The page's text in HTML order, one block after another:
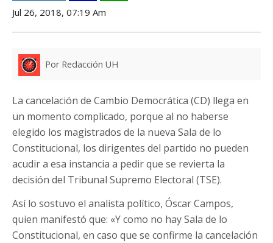
Jul 26, 2018, 07:19 Am
Por Redacción UH
La cancelación de Cambio Democrática (CD) llega en
un momento complicado, porque al no haberse
elegido los magistrados de la nueva Sala de lo
Constitucional, los dirigentes del partido no pueden
acudir a esa instancia a pedir que se revierta la
decisión del Tribunal Supremo Electoral (TSE).
Así lo sostuvo el analista político, Óscar Campos,
quien manifestó que: «Y como no hay Sala de lo
Constitucional, en caso que se confirme la cancelación